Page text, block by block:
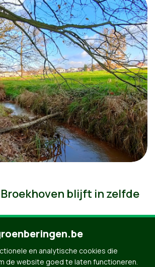
blijft in zelfde
en analytische cookies die
de website goed te laten functioneren.